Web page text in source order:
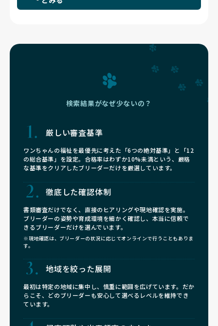
検索結果がなぜ少ないの？
厳しい審査基準
ワンちゃんの福祉を最優先に考えた「6つの絶対基準」と「12
の総合基準」を設定。合格率はわずか10%未満という、厳格
な基準をクリアしたブリーダーだけを厳選しています。
徹底した確認体制
書類審査だけでなく、直接のヒアリングや現地確認を実施。
ブリーダーの姿勢や育成環境を細かく確認し、本当に信頼で
きるブリーダーだけを選んでいます。
※現地確認は、ブリーダーの状況に応じてオンラインで行うこともありま
す。
地域を絞った展開
最初は特定の地域に集中し、慎重に範囲を広げています。だか
らこそ、どのブリーダーも安心して選べるレベルを維持でき
ています。